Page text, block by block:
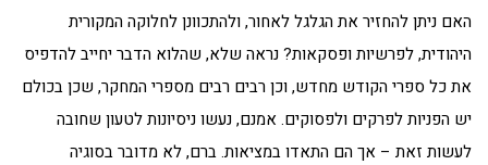
האם ניתן להחזיר את הגלגל לאחור, ולהתכוונן לחלוקה המקורית
היהודית, לפרשיות ופסקאות? נראה שלא, שהלוא הדבר יחייב להדפיס
את כל ספרי הקודש מחדש, וכן רבים רבים מספרי המחקר, שכן בכולם
יש הפניות לפרקים ולפסוקים. אמנם, נעשו ניסיונות לטעון שחובה
לעשות זאת – אך הם התאדו במציאות. ברם, לא מדובר בסוגיה